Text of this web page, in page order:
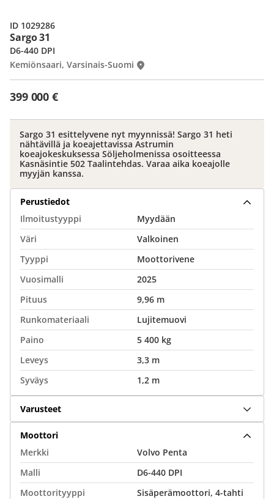
Sargo 31
399 000 €
D6-440 DPI
Kemiönsaari, Varsinais-Suomi
ID 1029286
Sargo 31 esittelyvene nyt myynnissä! Sargo 31 heti
nähtävillä ja koeajettavissa Astrumin
koeajokeskuksessa Söljeholmenissa osoitteessa
Kasnäsintie 502 Taalintehdas. Varaa aika koeajolle
myyjän kanssa.
Perustiedot
Ilmoitustyyppi
Myydään
Väri
Valkoinen
Tyyppi
Moottorivene
Vuosimalli
2025
Pituus
9,96 m
Runkomateriaali
Lujitemuovi
Paino
5 400 kg
Leveys
3,3 m
Syväys
1,2 m
Varusteet
Moottori
Merkki
Volvo Penta
Malli
D6-440 DPI
Moottorityyppi
Sisäperämoottori, 4-tahti